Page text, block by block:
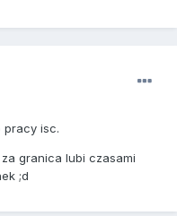
pracy isc.
granica lubi czasami
;d